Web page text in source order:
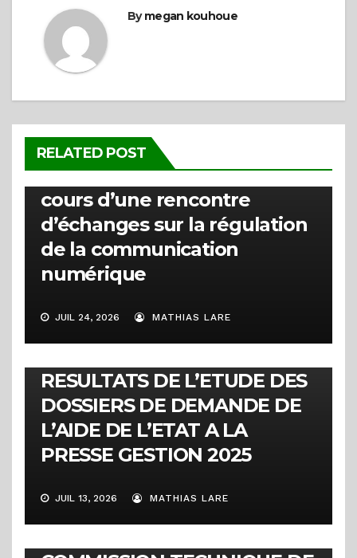
Bymegan kouhoue
RELATED POST
ACTUALITÉS
La HARC clarifie la distinction
entre les types de badges au
cours d’une rencontre
d’échanges sur la régulation
de la communication
numérique
JUIL 24, 2026 MATHIAS LARE
RESULTATS DE L’ETUDE DES
DOSSIERS DE DEMANDE DE
L’AIDE DE L’ETAT A LA
PRESSE GESTION 2025
JUIL 13, 2026 MATHIAS LARE